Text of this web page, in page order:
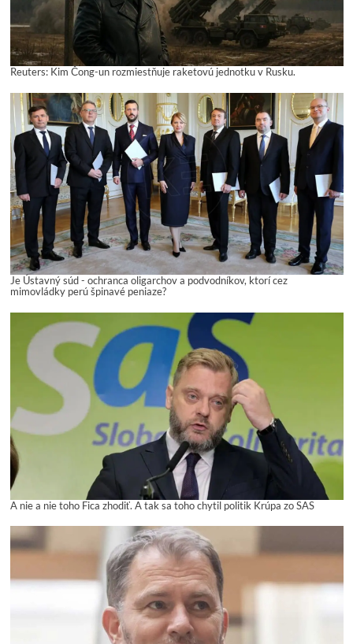
Reuters: Kim Čong-un rozmiestňuje raketovú jednotku v Rusku.
Je Ústavný súd - ochranca oligarchov a podvodníkov, ktorí cez
mimovládky perú špinavé peniaze?
A nie a nie toho Fica zhodiť. A tak sa toho chytil politik Krúpa zo SAS